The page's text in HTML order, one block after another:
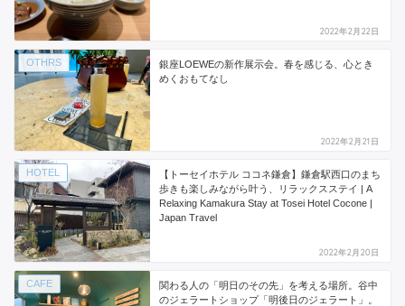
2022年2月22日
OTHRS
銀座LOEWEの新作展示会。春を感じる、心とき
めくおもてなし
2022年2月21日
HOTEL
【トーセイホテル ココネ鎌倉】鎌倉駅西口のまち
歩きも楽しみながら叶う、リラックスステイ | A
Relaxing Kamakura Stay at Tosei Hotel Cocone |
Japan Travel
2022年2月20日
CAFE
関わる人の「明日のその先」を考える場所。谷中
のジェラートショップ「明後日のジェラート」。